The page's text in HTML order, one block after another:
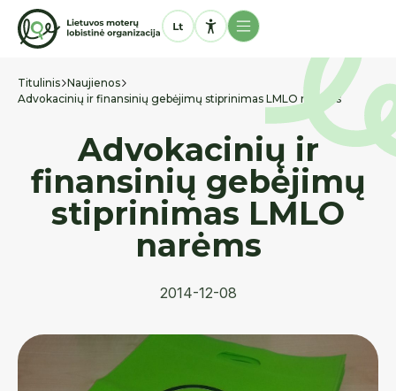
Titulinis Naujienos
Advokacinių ir finansinių gebėjimų stiprinimas LMLO narėms
Advokacinių ir
finansinių gebėjimų
stiprinimas LMLO
narėms
2014-12-08